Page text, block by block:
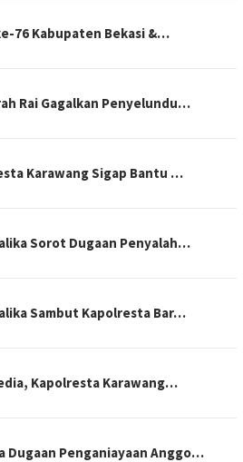
76 Kabupaten Bekasi &…
Rai Gagalkan Penyelundu…
Karawang Sigap Bantu …
Sorot Dugaan Penyalah…
Sambut Kapolresta Bar…
Kapolresta Karawang…
Dugaan Penganiayaan Anggo…